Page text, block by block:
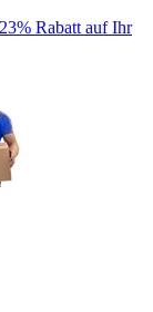
Rabatt auf Ihr